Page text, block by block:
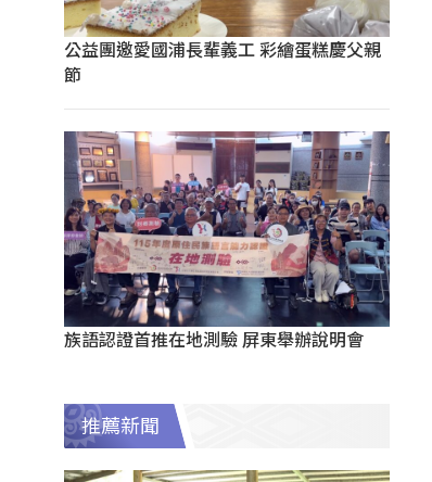
公益團邀愛國浦長輩義工 彩繪蛋糕慶父親
節
族語認證首推在地測驗 屏東舉辦說明會
推薦新聞